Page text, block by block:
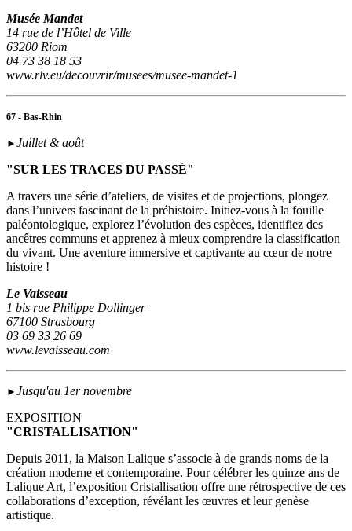
Musée Mandet
14 rue de l’Hôtel de Ville
63200 Riom
04 73 38 18 53
www.rlv.eu/decouvrir/musees/musee-mandet-1
67 - Bas-Rhin
► Juillet & août
"SUR LES TRACES DU PASSÉ"
A travers une série d’ateliers, de visites et de projections, plongez
dans l’univers fascinant de la préhistoire. Initiez-vous à la fouille
paléontologique, explorez l’évolution des espèces, identifiez des
ancêtres communs et apprenez à mieux comprendre la classification
du vivant. Une aventure immersive et captivante au cœur de notre
histoire !
Le Vaisseau
1 bis rue Philippe Dollinger
67100 Strasbourg
03 69 33 26 69
www.levaisseau.com
► Jusqu'au 1er novembre
EXPOSITION
"CRISTALLISATION"
Depuis 2011, la Maison Lalique s’associe à de grands noms de la
création moderne et contemporaine. Pour célébrer les quinze ans de
Lalique Art, l’exposition Cristallisation offre une rétrospective de ces
collaborations d’exception, révélant les œuvres et leur genèse
artistique.